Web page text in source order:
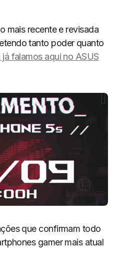
mais recente e revisada
tanto poder quanto
já falamos aqui no ASUS
que confirmam todo
gamer mais atual